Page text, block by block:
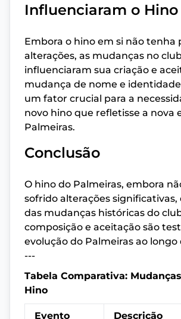
Influenciaram o Hino
Embora o hino em si não tenha
alterações, as mudanças no
influenciaram sua criação e
mudança de nome e
um fator crucial para a
novo hino que refletisse a nova
Palmeiras.
Conclusão
O hino do Palmeiras, embora
sofrido alterações significativas,
das mudanças históricas do
composição e aceitação são
evolução do Palmeiras ao longo
---
Tabela Comparativa:
Hino
Evento Descrição